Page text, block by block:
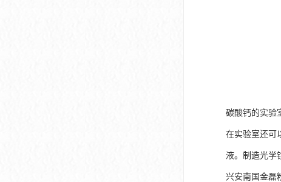
碳酸钙的实验
在实验室还可
液。制造光学
兴安南国金磊